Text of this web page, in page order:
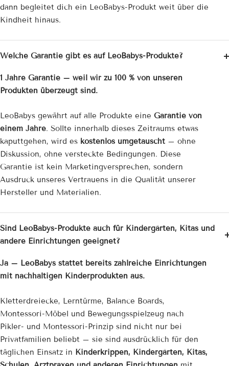
dann begleitet dich ein LeoBabys-Produkt weit über die
Kindheit hinaus.
Welche Garantie gibt es auf LeoBabys-Produkte?
1 Jahre Garantie – weil wir zu 100 % von unseren
Produkten überzeugt sind.
LeoBabys gewährt auf alle Produkte eine Garantie von
einem Jahre. Sollte innerhalb dieses Zeitraums etwas
kaputtgehen, wird es kostenlos umgetauscht – ohne
Diskussion, ohne versteckte Bedingungen. Diese
Garantie ist kein Marketingversprechen, sondern
Ausdruck unseres Vertrauens in die Qualität unserer
Hersteller und Materialien.
Sind LeoBabys-Produkte auch für Kindergärten, Kitas und
andere Einrichtungen geeignet?
Ja – LeoBabys stattet bereits zahlreiche Einrichtungen
mit nachhaltigen Kinderprodukten aus.
Kletterdreiecke, Lerntürme, Balance Boards,
Montessori-Möbel und Bewegungsspielzeug nach
Pikler- und Montessori-Prinzip sind nicht nur bei
Privatfamilien beliebt – sie sind ausdrücklich für den
täglichen Einsatz in Kinderkrippen, Kindergärten, Kitas,